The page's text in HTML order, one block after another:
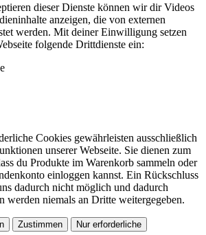
dieser Dienste können wir dir Videos
anzeigen, die von externen
werden. Mit deiner Einwilligung setzen
folgende Drittdienste ein:
Cookies gewährleisten ausschließlich
unserer Webseite. Sie dienen zum
du Produkte im Warenkorb sammeln oder
einloggen kannst. Ein Rückschluss
dadurch nicht möglich und dadurch
werden niemals an Dritte weitergegeben.
Zustimmen Nur erforderliche